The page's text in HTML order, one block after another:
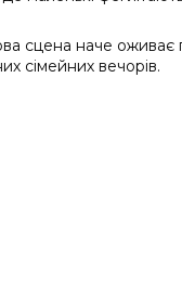
сцена наче оживає
сімейних вечорів.